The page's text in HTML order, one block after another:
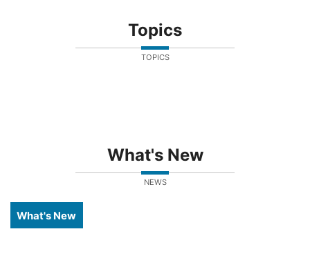
Topics
TOPICS
What's New
NEWS
What's New